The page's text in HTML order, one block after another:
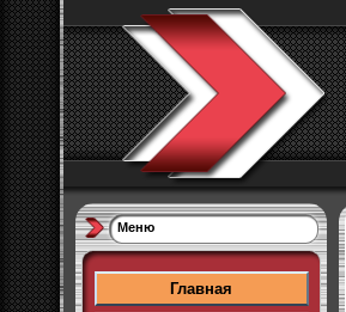
Меню
Главная